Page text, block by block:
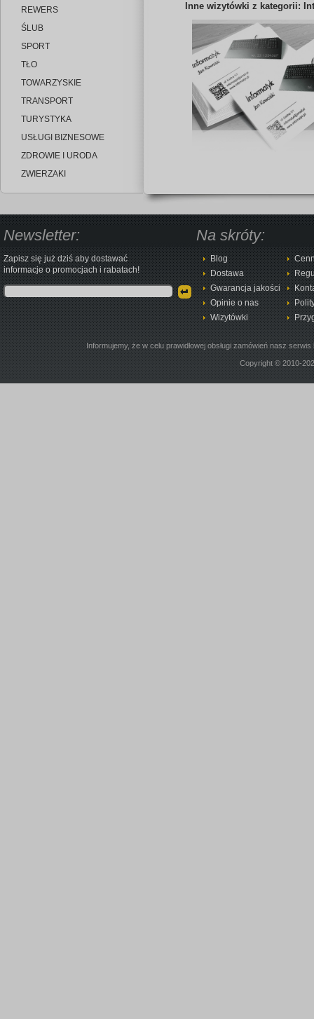
REWERS
ŚLUB
SPORT
TŁO
TOWARZYSKIE
TRANSPORT
TURYSTYKA
USŁUGI BIZNESOWE
ZDROWIE I URODA
ZWIERZAKI
Inne wizytówki z kategorii:
Newsletter:
Zapisz się już dziś aby dostawać
informacje o promocjach i rabatach!
Na skróty:
Blog
Dostawa
Gwarancja jakości
Opinie o nas
Wizytówki
Informujemy, że w celu prawidłowej obsługi zamówień nasz
Copyright © 2010-